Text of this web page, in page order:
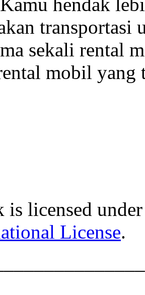
hendak
sekali rental
mobil yang
is licensed
License.